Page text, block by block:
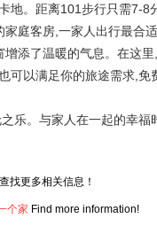
。距离101步行只需7-8
庭客房,一家人出行最合
了温暖的气息。在这里
可以满足你的旅途需求,
。与家人在一起的幸福
查找更多相关信息！
个家 Find more information!